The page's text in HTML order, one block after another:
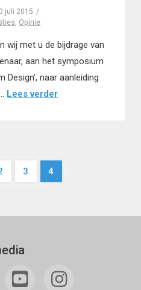
juli 2015
, Opinie
wij met u de bijdrage van
aan het symposium
Design’, naar aanleiding
Lees verder
3 4